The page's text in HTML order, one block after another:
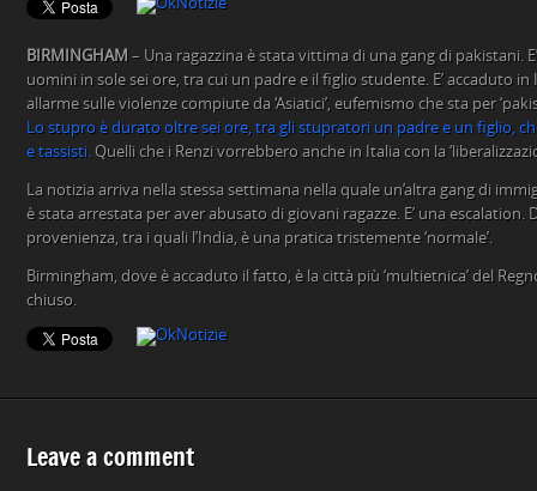
BIRMINGHAM – Una ragazzina è stata vittima di una gang di pakistani.
uomini in sole sei ore, tra cui un padre e il figlio studente. E’ accaduto
allarme sulle violenze compiute da ‘Asiatici’, eufemismo che sta per
Lo stupro è durato oltre sei ore, tra gli stupratori un padre e un figlio,
e tassisti. Quelli che i Renzi vorrebbero anche in Italia con la
La notizia arriva nella stessa settimana nella quale un’altra gang di
è stata arrestata per aver abusato di giovani ragazze. E’ una escalation.
provenienza, tra i quali l’India, è una pratica tristemente ‘normale’.
Birmingham, dove è accaduto il fatto, è la città più ‘multietnica’ del
chiuso.
Leave a comment